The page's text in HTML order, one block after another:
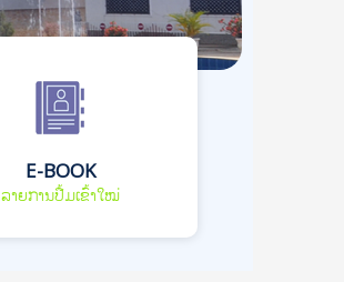
E-BOOK
ລາຍການປື້ມເຂົ້າໃໝ່